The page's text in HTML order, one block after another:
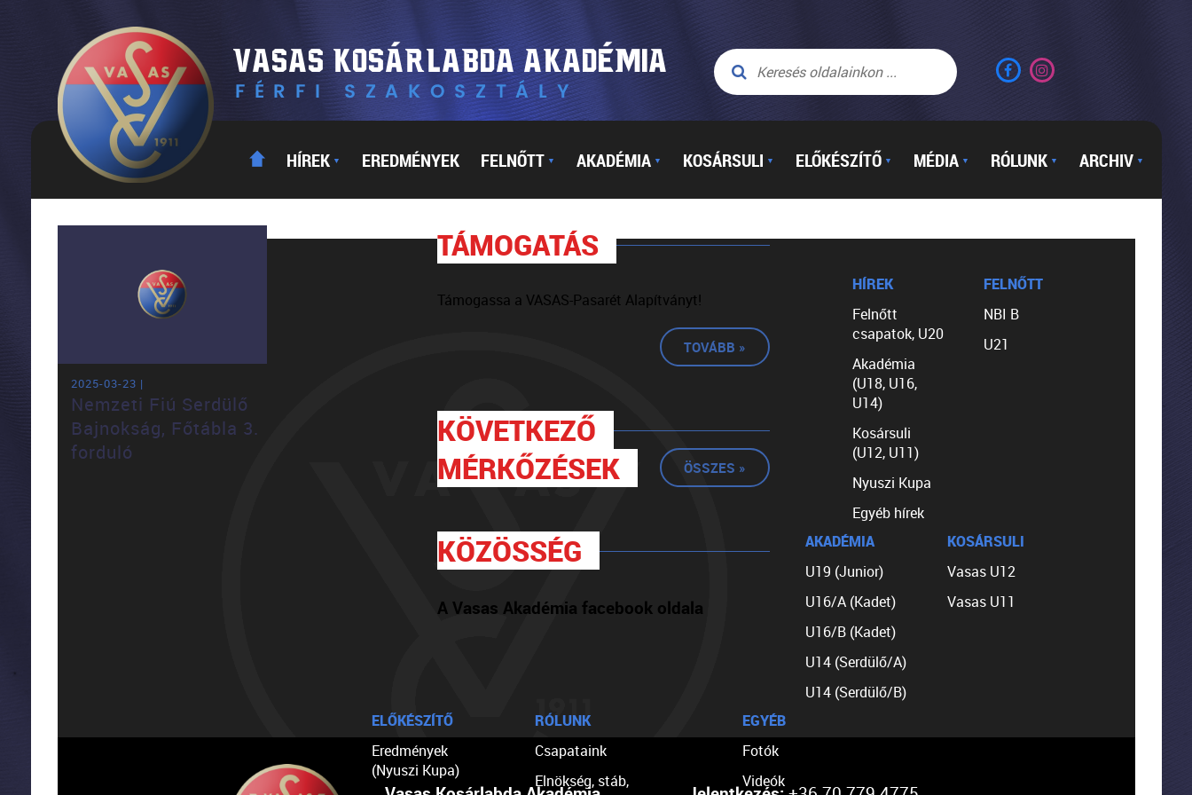
HÍREK ▼ EREDMÉNYEK FELNŐTT ▼ AKADÉMIA ▼ KOSÁRSULI ▼ ELŐKÉSZÍTŐ ▼ MÉDIA ▼ RÓLUNK ▼ ARCHIV ▼
2025-03-23 |
Nemzeti Fiú Serdülő
Bajnokság, Főtábla 3.
forduló
TÁMOGATÁS
Támogassa a VASAS-Pasarét Alapítványt!
TOVÁBB »
KÖVETKEZŐ
MÉRKŐZÉSEK
ÖSSZES »
KÖZÖSSÉG
A Vasas Akadémia facebook oldala
HÍREK
Felnőtt
csapatok, U20
Akadémia
(U18, U16,
U14)
Kosársuli
(U12, U11)
Nyuszi Kupa
Egyéb hírek
FELNŐTT
NBI B
U21
AKADÉMIA
U19 (Junior)
U16/A (Kadet)
U16/B (Kadet)
U14 (Serdülő/A)
U14 (Serdülő/B)
KOSÁRSULI
Vasas U12
Vasas U11
ELŐKÉSZÍTŐ
Eredmények
(Nyuszi Kupa)
RÓLUNK
Csapataink
Elnökség, stáb,
EGYÉB
Fotók
Videók